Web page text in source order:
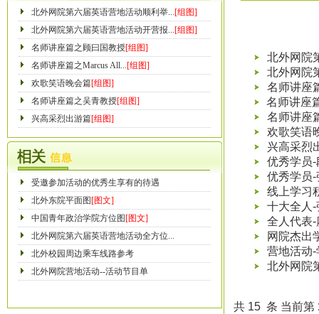
北外网院
北外网院
名师讲座
名师讲座
名师讲座
欢歌笑语
兴高采烈
优秀学员
优秀学员
线上学习
十大全人
全人代表
网院杰出
营地活动
北外网院
共 15 条 当前第
北外网院第六届英语营地活动顺利举...[组图]
北外网院第六届英语营地活动开营报...[组图]
名师讲座篇之顾曰国教授[组图]
名师讲座篇之Marcus All...[组图]
欢歌笑语晚会篇[组图]
名师讲座篇之吴青教授[组图]
兴高采烈出游篇[组图]
受邀参加活动的优秀生享有的待遇
北外东院平面图 [图文]
中国青年政治学院方位图 [图文]
北外网院第六届英语营地活动全方位...
北外校园周边乘车线路参考
北外网院营地活动--活动节目单